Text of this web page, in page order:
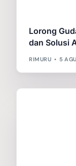
Lorong
dan Solusi
RIMURU 5